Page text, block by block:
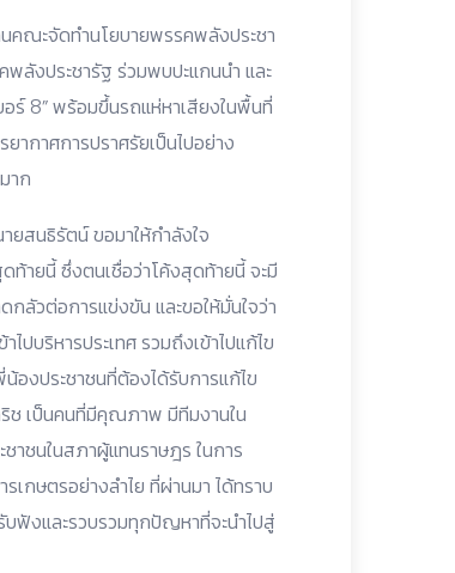
คณะจัดทำนโยบายพรรคพลังประชา
ลังประชารัฐ ร่วมพบปะแกนนำ และ
ร์ 8” พร้อมขึ้นรถแห่หาเสียงในพื้นที่
ากาศการปราศรัยเป็นไปอย่าง
าก
ยสนธิรัตน์ ขอมาให้กำลังใจ
ท้ายนี้ ซึ่งตนเชื่อว่าโค้งสุดท้ายนี้ จะมี
ลัวต่อการแข่งขัน และขอให้มั่นใจว่า
ปบริหารประเทศ รวมถึงเข้าไปแก้ไข
งประชาชนที่ต้องได้รับการแก้ไข
ช เป็นคนที่มีคุณภาพ มีทีมงานใน
าชนในสภาผู้แทนราษฎร ในการ
กษตรอย่างลำไย ที่ผ่านมา ได้ทราบ
ฟังและรวบรวมทุกปัญหาที่จะนำไปสู่